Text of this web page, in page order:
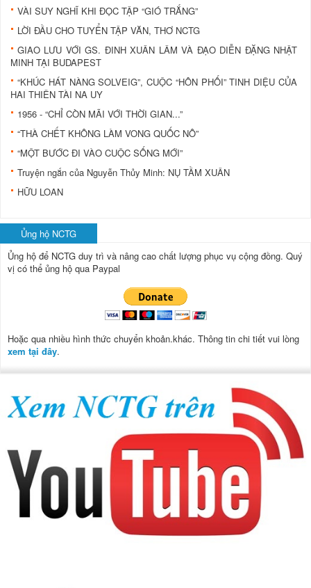
VÀI SUY NGHĨ KHI ĐỌC TẬP “GIÓ TRẮNG”
LỜI ĐẦU CHO TUYỂN TẬP VĂN, THƠ NCTG
GIAO LƯU VỚI GS. ĐINH XUÂN LÂM VÀ ĐẠO DIỄN ĐẶNG NHẬT
MINH TẠI BUDAPEST
“KHÚC HÁT NÀNG SOLVEIG”, CUỘC “HÔN PHỐI” TINH DIỆU CỦA
HAI THIÊN TÀI NA UY
1956 - “CHỈ CÒN MÃI VỚI THỜI GIAN...”
“THÀ CHẾT KHÔNG LÀM VONG QUỐC NÔ”
“MỘT BƯỚC ĐI VÀO CUỘC SỐNG MỚI”
Truyện ngắn của Nguyễn Thủy Minh: NỤ TẦM XUÂN
HỮU LOAN
Ủng hộ NCTG
Ủng hộ để NCTG duy trì và nâng cao chất lượng phục vụ cộng đồng. Quý
vị có thể ủng hộ qua Paypal
Hoặc qua nhiều hình thức chuyển khoản.khác. Thông tin chi tiết vui lòng
xem tại đây.